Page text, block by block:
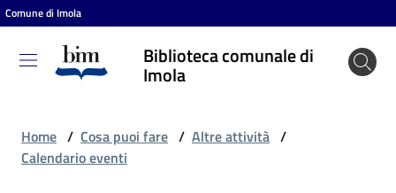
Vai al contenuto
Vai alla navigazione
Vai al footer
Comune di Imola
Biblioteca comunale di
Imola
Biblioteca
comunale
Home / Cosa puoi fare / Altre attività /
Calendario eventi